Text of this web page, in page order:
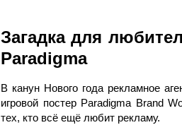
Загадка для
Paradigma
В канун Нового года рекламное
игровой постер Paradigma Brand
тех, кто всё ещё любит рекламу.